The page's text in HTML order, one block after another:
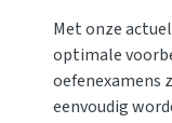
Met onze
optimale
oefenexamens
eenvoudig